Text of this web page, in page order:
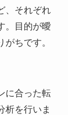
、それぞれ
。目的が曖
ちです。
に合った転
析を行いま